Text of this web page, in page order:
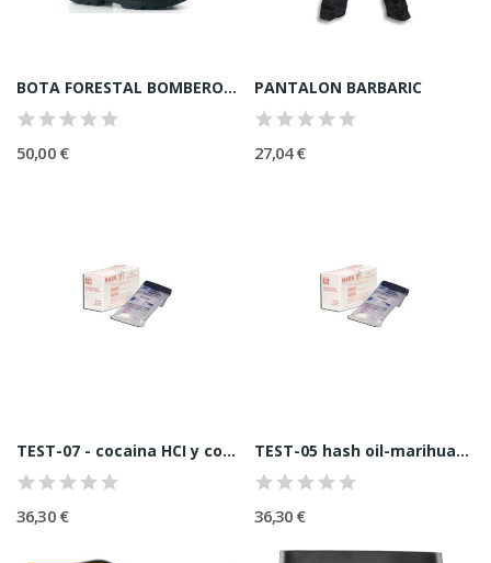
BOTA FORESTAL BOMBERO TALLA 36
50,00 €
PANTALON BARBARIC
27,04 €
TEST-07 - cocaina HCI y cocaina base
36,30 €
TEST-05 hash oil-marihuana-hashis-THC (Caja)
36,30 €